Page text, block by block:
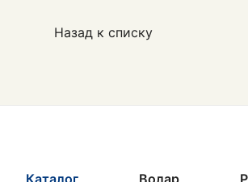
Назад к списку
Каталог Волар